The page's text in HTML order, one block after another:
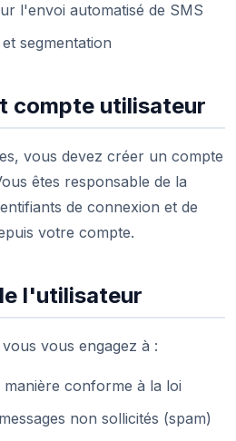
l'envoi automatisé de SMS
segmentation
compte utilisateur
vous devez créer un compte
êtes responsable de la
de connexion et de
votre compte.
l'utilisateur
vous engagez à :
conforme à la loi
non sollicités (spam)